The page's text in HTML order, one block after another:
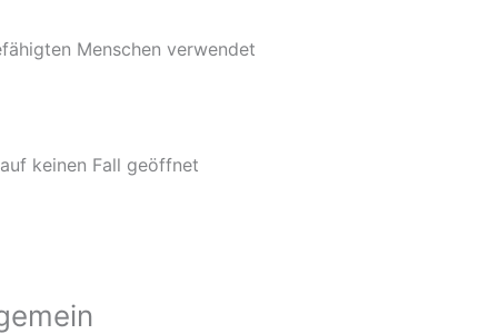
Menschen verwendet
keinen Fall geöffnet